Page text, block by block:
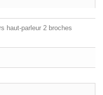
haut-parleur 2 broches